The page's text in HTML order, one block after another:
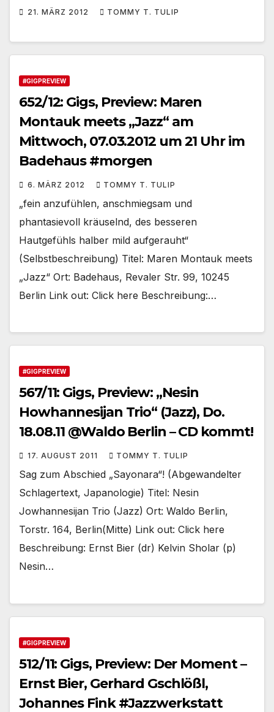
21. MÄRZ 2012 TOMMY T. TULIP
#GIGPREVIEW
652/12: Gigs, Preview: Maren
Montauk meets „Jazz“ am
Mittwoch, 07.03.2012 um 21 Uhr im
Badehaus #morgen
6. MÄRZ 2012 TOMMY T. TULIP
„fein anzufühlen, anschmiegsam und
phantasievoll kräuselnd, des besseren
Hautgefühls halber mild aufgerauht“
(Selbstbeschreibung) Titel: Maren Montauk meets
„Jazz“ Ort: Badehaus, Revaler Str. 99, 10245
Berlin Link out: Click here Beschreibung:…
#GIGPREVIEW
567/11: Gigs, Preview: „Nesin
Howhannesijan Trio“ (Jazz), Do.
18.08.11 @Waldo Berlin – CD kommt!
17. AUGUST 2011 TOMMY T. TULIP
Sag zum Abschied „Sayonara“! (Abgewandelter
Schlagertext, Japanologie) Titel: Nesin
Jowhannesijan Trio (Jazz) Ort: Waldo Berlin,
Torstr. 164, Berlin(Mitte) Link out: Click here
Beschreibung: Ernst Bier (dr) Kelvin Sholar (p)
Nesin…
#GIGPREVIEW
512/11: Gigs, Preview: Der Moment –
Ernst Bier, Gerhard Gschlößl,
Johannes Fink #Jazzwerkstatt